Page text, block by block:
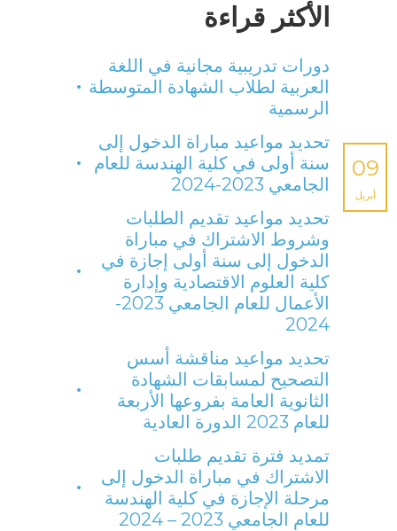
09
أبريل
الأكثر قراءة
دورات تدريبية مجانية في اللغة
العربية لطلاب الشهادة المتوسطة
الرسمية
تحديد مواعيد مباراة الدخول إلى
سنة أولى في كلية الهندسة للعام
الجامعي 2023-2024
تحديد مواعيد تقديم الطلبات
وشروط الاشتراك في مباراة
الدخول إلى سنة أولى إجازة في
كلية العلوم الاقتصادية وإدارة
الأعمال للعام الجامعي 2023-
2024
تحديد مواعيد مناقشة أسس
التصحيح لمسابقات الشهادة
الثانوية العامة بفروعها الأربعة
للعام 2023 الدورة العادية
تمديد فترة تقديم طلبات
الاشتراك في مباراة الدخول إلى
مرحلة الإجازة في كلية الهندسة
للعام الجامعي 2023 – 2024